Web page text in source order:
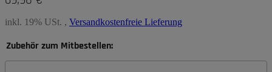
inkl. 19% USt. , Versandkostenfreie Lieferung
Zubehör zum Mitbestellen: